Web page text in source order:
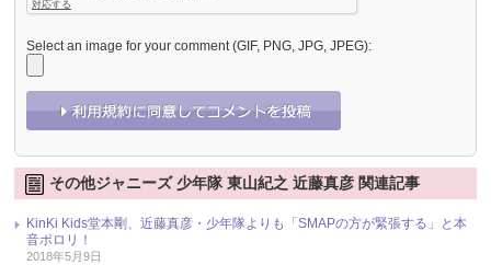
Select an image for your comment (GIF, PNG, JPG, JPEG):
その他ジャニーズ 少年隊 東山紀之 近藤真彦 関連記事
KinKi Kids堂本剛、近藤真彦・少年隊よりも「SMAPの方が緊張する」と本
音ポロリ！
2018年5月9日